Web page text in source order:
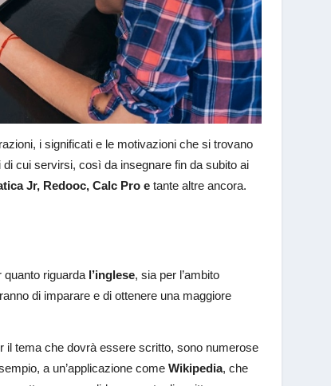
i significati e le motivazioni che si trovano
cui servirsi, così da insegnare fin da subito ai
Jr, Redooc, Calc Pro e tante altre ancora.
quanto riguarda l’inglese, sia per l’ambito
di imparare e di ottenere una maggiore
il tema che dovrà essere scritto, sono numerose
a un’applicazione comeWikipedia, che